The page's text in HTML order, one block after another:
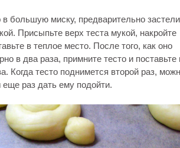
в большую миску, предварительно
Присыпьте верх теста мукой, накройте
в теплое место. После того, как оно
в два раза, примните тесто и поставьте
Когда тесто поднимется второй раз,
еще раз дать ему подойти.